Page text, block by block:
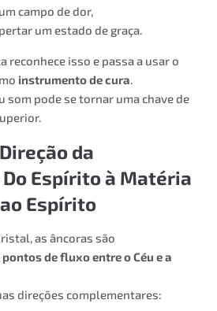
campo de dor,
um estado de graça.
reconhece isso e passa a usar o
instrumento de cura.
som pode se tornar uma chave de
da
Espírito à Matéria
Espírito
as âncoras são
pontos de fluxo entre o Céu e a
direções complementares: